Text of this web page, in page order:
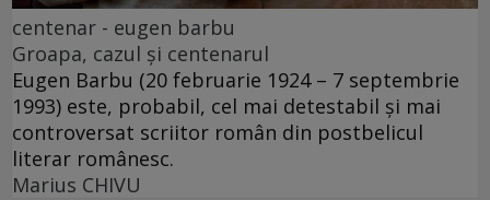
centenar - eugen barbu
Groapa, cazul și centenarul
Eugen Barbu (20 februarie 1924 – 7 septembrie
1993) este, probabil, cel mai detestabil și mai
controversat scriitor român din postbelicul
literar românesc.
Marius CHIVU